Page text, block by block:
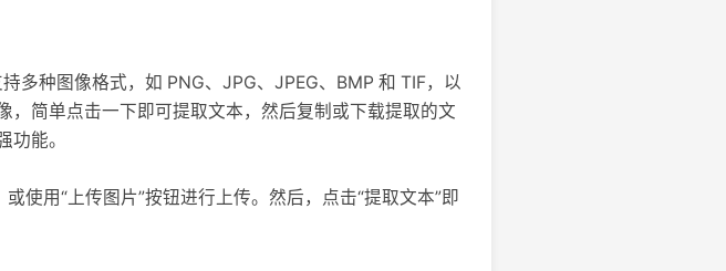
多种图像格式，如 PNG、JPG、JPEG、BMP 和 TIF，以
简单点击一下即可提取文本，然后复制或下载提取的文
能。
使用“上传图片”按钮进行上传。然后，点击“提取文本”即